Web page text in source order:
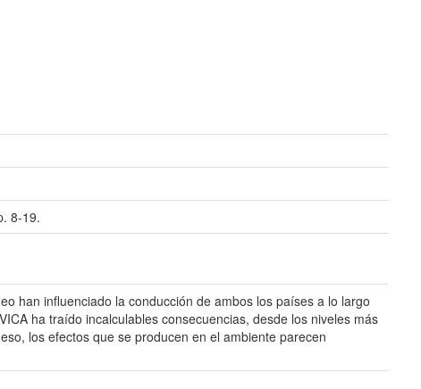
8-19.
han influenciado la conducción de ambos los países a lo largo
ha traído incalculables consecuencias, desde los niveles más
los efectos que se producen en el ambiente parecen